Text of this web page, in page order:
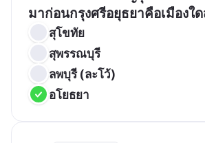
มาก่อนกรุงศรีอยุธยาคือเมืองใ
สุโขทัย
สุพรรณบุรี
ลพบุรี (ละโว้)
อโยธยา